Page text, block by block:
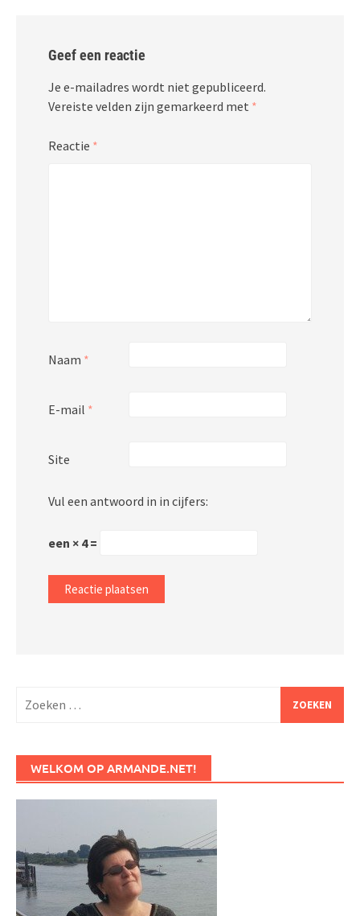
Geef een reactie
Je e-mailadres wordt niet gepubliceerd.
Vereiste velden zijn gemarkeerd met *
Reactie *
Naam *
E-mail *
Site
Vul een antwoord in in cijfers:
een × 4 =
naar:
WELKOM OP ARMANDE.NET!